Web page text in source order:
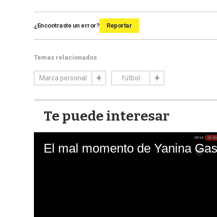
¿Encontraste un error? Reportar
Temas relacionados
Marca personal fútbol
Te puede interesar